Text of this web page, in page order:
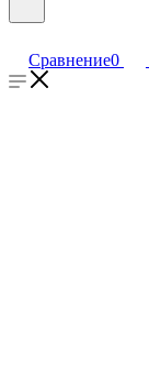
Сравнение0